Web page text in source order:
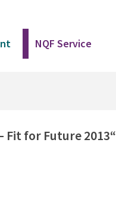
NQF Service
Fit for Future 2013“